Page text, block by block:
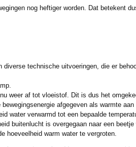
nog heftiger worden. Dat betekent
technische uitvoeringen, die er
weer af tot vloeistof. Dit is dus het
afgegeven als warmte aan
water verwarmd tot een bepaalde
buitenlucht is overgegaan naar een beetje
hoeveelheid warm water te vergroten.